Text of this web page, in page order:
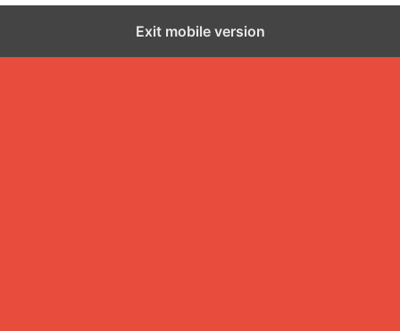
Exit mobile version